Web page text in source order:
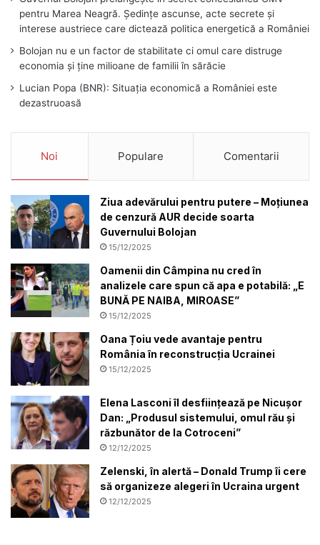
pentru Marea Neagră. Ședințe ascunse, acte secrete și
interese austriece care dictează politica energetică a României
Bolojan nu e un factor de stabilitate ci omul care distruge
economia și ține milioane de familii în sărăcie
Lucian Popa (BNR): Situația economică a României este
dezastruoasă
Noi Populare Comentarii
Ziua adevărului pentru putere – Moțiunea
de cenzură AUR decide soarta
Guvernului Bolojan
15/12/2025
Oamenii din Câmpina nu cred în
analizele care spun că apa e potabilă: „E
BUNĂ PE NAIBA, MIROASE”
15/12/2025
Oana Țoiu vede avantaje pentru
România în reconstrucția Ucrainei
15/12/2025
Elena Lasconi îl desființează pe Nicușor
Dan: „Produsul sistemului, omul rău și
răzbunător de la Cotroceni”
12/12/2025
Zelenski, în alertă – Donald Trump îi cere
să organizeze alegeri în Ucraina urgent
12/12/2025